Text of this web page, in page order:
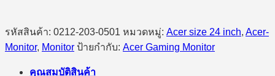
รหัสสินค้า: 0212-203-0501 หมวดหมู่: Acer size 24 inch, Acer-
Monitor, Monitor ป้ายกำกับ: Acer Gaming Monitor
คุณสมบัติสินค้า